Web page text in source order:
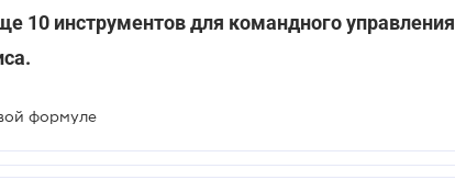
10 инструментов для командного управления
формуле